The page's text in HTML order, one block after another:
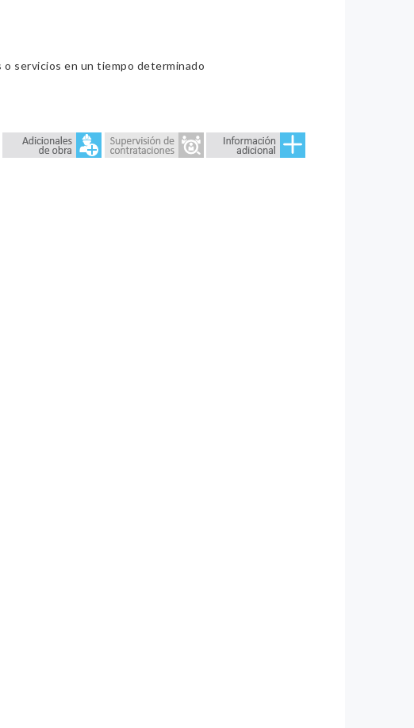
servicios en un tiempo determinado